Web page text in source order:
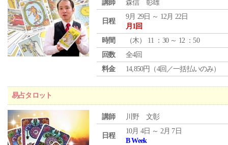
講師 森信 彰雄
日程
9月 29日 ～ 12月 22日
月1回
時間
（木） 11 ：30 ～ 12 ：50
回数
全4回
料金
14,850円（4回／一括払いのみ）
易占タロット
講師 川野 文彰
日程
10月 4日 ～ 2月 7日
B Week